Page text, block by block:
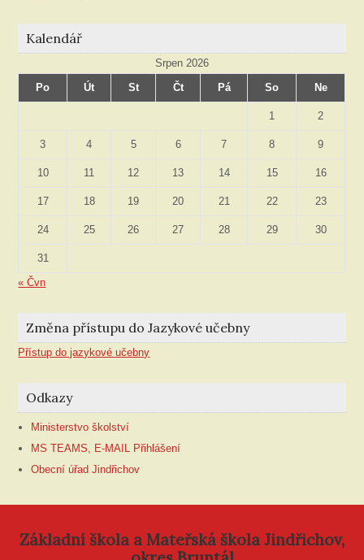
Kalendář
Srpen 2026
Po
Út St Čt Pá So Ne
1 2
3 4 5 6 7 8 9
10 11 12 13 14 15 16
17 18 19 20 21 22 23
24 25 26 27 28 29 30
31
« Čvn
Změna přístupu do Jazykové učebny
Přístup do jazykové učebny
Odkazy
Ministerstvo školství
MS TEAMS, E-MAIL Přihlášení
Obecní úřad Jindřichov
Základní škola a Mateřská škola Jindřichov,